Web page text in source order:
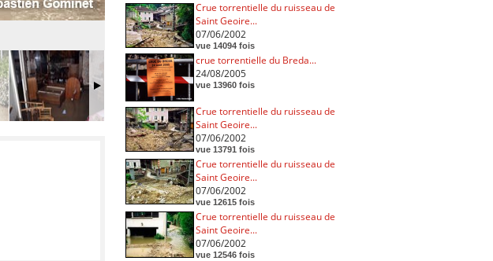
Crue torrentielle du ruisseau de
Saint Geoire...
07/06/2002
vue 14094 fois
crue torrentielle du Breda...
24/08/2005
vue 13960 fois
Crue torrentielle du ruisseau de
Saint Geoire...
07/06/2002
vue 13791 fois
Crue torrentielle du ruisseau de
Saint Geoire...
07/06/2002
vue 12615 fois
Crue torrentielle du ruisseau de
Saint Geoire...
07/06/2002
vue 12546 fois